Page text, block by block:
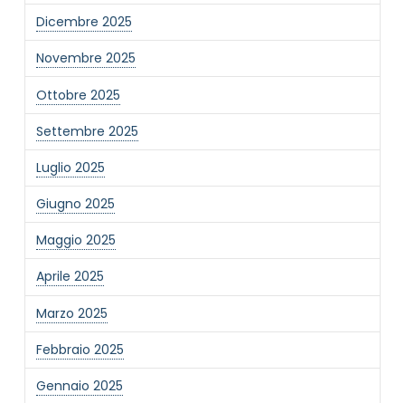
Dicembre 2025
Novembre 2025
Ottobre 2025
Settembre 2025
Luglio 2025
Giugno 2025
Maggio 2025
Aprile 2025
Marzo 2025
Febbraio 2025
Gennaio 2025
Invia